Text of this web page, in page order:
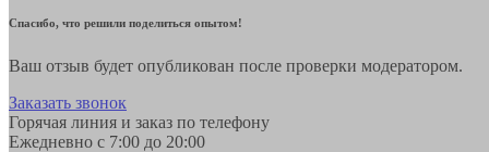
Спасибо, что решили поделиться опытом!
Ваш отзыв будет опубликован после проверки модератором.
Заказать звонок
Горячая линия и заказ по телефону
Ежедневно с 7:00 до 20:00